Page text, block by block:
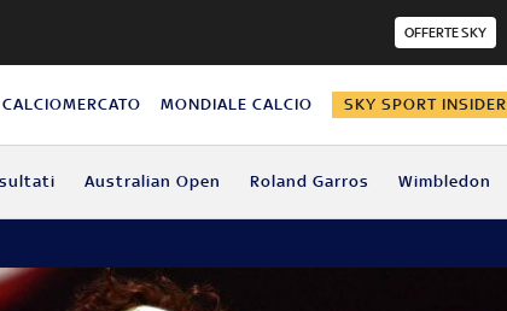
OFFERTE SKY
CALCIOMERCATO MONDIALE CALCIO SKY SPORT INSIDER
Australian Open Roland Garros Wimbledon